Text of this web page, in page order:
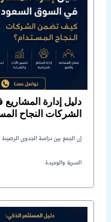
دليل إدارة
الشركات النجاح
إن الجمع بين دراسة الجدوى الرصينة
السرية والوحيدة